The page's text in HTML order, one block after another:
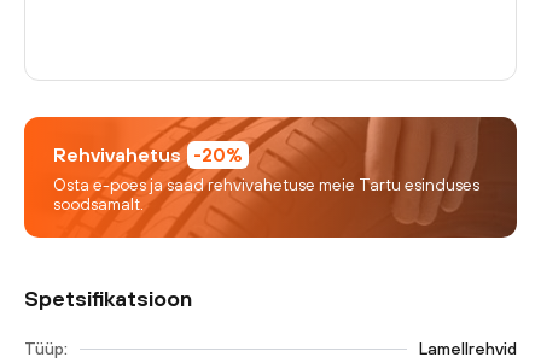
Rehvivahetus -20%
Osta e-poes ja saad rehvivahetuse meie Tartu esinduses
soodsamalt.
Spetsifikatsioon
Tüüp: Lamellrehvid